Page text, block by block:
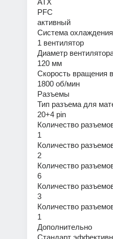
ATX
PFC
активный
Система
1 вентилятор
Диаметр
120 мм
Скорость вращения
1800 об/мин
Разъемы
Тип разъема для
20+4 pin
Количество
1
Количество
2
Количество
6
Количество
3
Количество
1
Дополнительно
Стандарт